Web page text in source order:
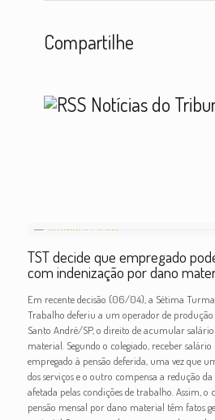
Compartilhe
Notícias do
TST decide que empregado
com indenização por dano
Em recente decisão (06/04), a Sétima
Trabalho deferiu a um operador de produção
Santo André/SP, o direito de acumular
material. Segundo o colegiado, receber
empregado à pensão deferida, uma vez que
dos serviços e o outro compensa a redução
afetada pelas condições de trabalho. Assim, o
pensão mensal por dano material têm fatos